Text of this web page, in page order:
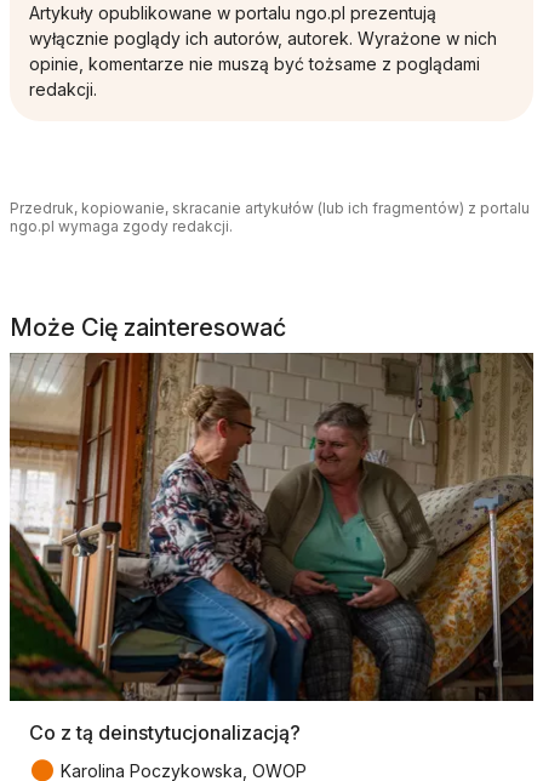
Artykuły opublikowane w portalu ngo.pl prezentują
wyłącznie poglądy ich autorów, autorek. Wyrażone w nich
opinie, komentarze nie muszą być tożsame z poglądami
redakcji.
Przedruk, kopiowanie, skracanie artykułów (lub ich fragmentów) z portalu
ngo.pl wymaga zgody redakcji.
Może Cię zainteresować
Co z tą deinstytucjonalizacją?
● Karolina Poczykowska, OWOP